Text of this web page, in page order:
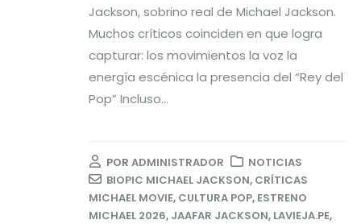
Jackson, sobrino real de Michael Jackson.
Muchos críticos coinciden en que logra
capturar: los movimientos la voz la
energía escénica la presencia del “Rey del
Pop” Incluso...
POR ADMINISTRADOR
NOTICIAS
BIOPIC MICHAEL JACKSON, CRÍTICAS
MICHAEL MOVIE, CULTURA POP, ESTRENO
MICHAEL 2026, JAAFAR JACKSON, LAVIEJA.PE,